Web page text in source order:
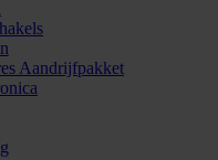
Aandrijfpakket